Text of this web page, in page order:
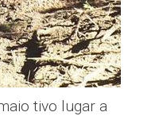
tivo lugar a